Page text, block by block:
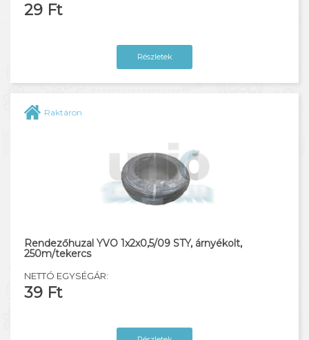
29 Ft
Részletek
Raktáron
Rendezőhuzal YVO 1x2x0,5/09 STY, árnyékolt,
250m/tekercs
NETTÓ EGYSÉGÁR:
39 Ft